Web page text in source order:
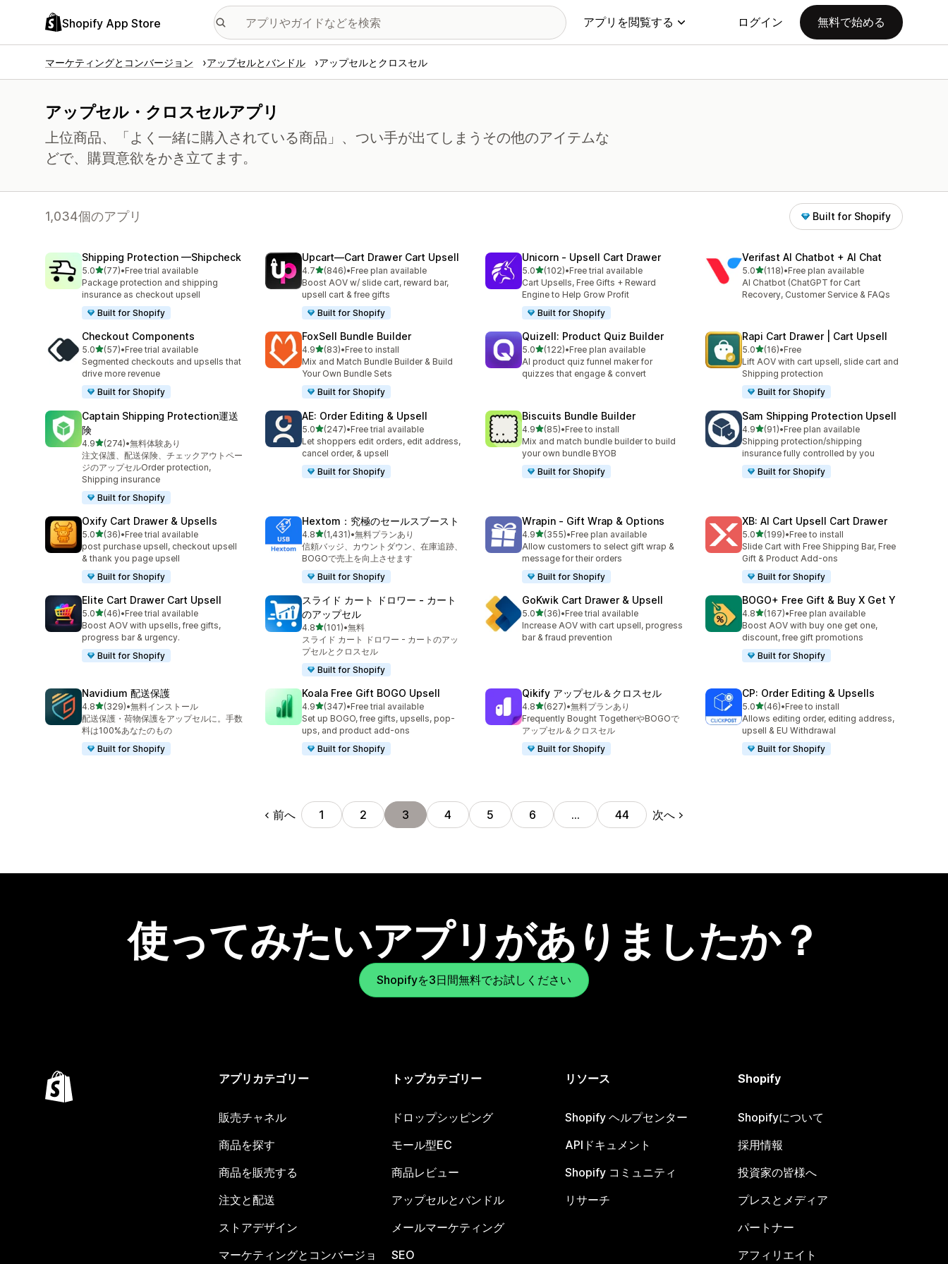
Shopify App Store アプリを閲覧する ログイン 無料で始める
マーケティングとコンバージョン アップセルとバンドル アップセルとクロスセル
アップセル・クロスセルアプリ
上位商品、「よく一緒に購入されている商品」、つい手が出てしまうその他のアイテムな
どで、購買意欲をかき立てます。
1,034個のアプリ Built for Shopify
Shipping Protection —Shipcheck
5.05つ星中
(77)
合計レビュー数：77件
•Free trial available
Package protection and shipping
insurance as checkout upsell
Built for Shopify
Upcart—Cart Drawer Cart Upsell
4.75つ星中
(846)
合計レビュー数：846件
•Free plan available
Boost AOV w/ slide cart, reward bar,
upsell cart & free gifts
Built for Shopify
Unicorn ‑ Upsell Cart Drawer
5.05つ星中
(102)
合計レビュー数：102件
•Free trial available
Cart Upsells, Free Gifts + Reward
Engine to Help Grow Profit
Built for Shopify
Verifast AI Chatbot + AI Chat
5.05つ星中
(118)
合計レビュー数：118件
•Free plan available
AI Chatbot (ChatGPT for Cart
Recovery, Customer Service & FAQs
Checkout Components
5.05つ星中
(57)
合計レビュー数：57件
•Free trial available
Segmented checkouts and upsells that
drive more revenue
Built for Shopify
FoxSell Bundle Builder
4.95つ星中
(83)
合計レビュー数：83件
•Free to install
Mix and Match Bundle Builder & Build
Your Own Bundle Sets
Built for Shopify
Quizell: Product Quiz Builder
5.05つ星中
(122)
合計レビュー数：122件
•Free plan available
AI product quiz funnel maker for
quizzes that engage & convert
Rapi Cart Drawer | Cart Upsell
5.05つ星中
(16)
合計レビュー数：16件
•Free
Lift AOV with cart upsell, slide cart and
Shipping protection
Built for Shopify
Captain Shipping Protection運送
険
4.95つ星中
(274)
合計レビュー数：274件
•無料体験あり
注文保護、配送保険、チェックアウトペー
ジのアップセルOrder protection,
Shipping insurance
Built for Shopify
AE: Order Editing & Upsell
5.05つ星中
(247)
合計レビュー数：247件
•Free trial available
Let shoppers edit orders, edit address,
cancel order, & upsell
Built for Shopify
Biscuits Bundle Builder
4.95つ星中
(85)
合計レビュー数：85件
•Free to install
Mix and match bundle builder to build
your own bundle BYOB
Built for Shopify
Sam Shipping Protection Upsell
4.95つ星中
(91)
合計レビュー数：91件
•Free plan available
Shipping protection/shipping
insurance fully controlled by you
Built for Shopify
Oxify Cart Drawer & Upsells
5.05つ星中
(36)
合計レビュー数：36件
•Free trial available
post purchase upsell, checkout upsell
& thank you page upsell
Built for Shopify
Hextom：究極のセールスブースト
4.85つ星中
(1,431)
合計レビュー数：1431件
•無料プランあり
信頼バッジ、カウントダウン、在庫追跡、
BOGOで売上を向上させます
Built for Shopify
Wrapin ‑ Gift Wrap & Options
4.95つ星中
(355)
合計レビュー数：355件
•Free plan available
Allow customers to select gift wrap &
message for their orders
Built for Shopify
XB: AI Cart Upsell Cart Drawer
5.05つ星中
(199)
合計レビュー数：199件
•Free to install
Slide Cart with Free Shipping Bar, Free
Gift & Product Add-ons
Built for Shopify
Elite Cart Drawer Cart Upsell
5.05つ星中
(46)
合計レビュー数：46件
•Free trial available
Boost AOV with upsells, free gifts,
progress bar & urgency.
Built for Shopify
スライド カート ドロワー ‑ カート
のアップセル
4.85つ星中
(101)
合計レビュー数：101件
•無料
スライド カート ドロワー - カートのアッ
プセルとクロスセル
Built for Shopify
GoKwik Cart Drawer & Upsell
5.05つ星中
(36)
合計レビュー数：36件
•Free trial available
Increase AOV with cart upsell, progress
bar & fraud prevention
BOGO+ Free Gift & Buy X Get Y
4.85つ星中
(167)
合計レビュー数：167件
•Free plan available
Boost AOV with buy one get one,
discount, free gift promotions
Built for Shopify
Navidium 配送保護
4.85つ星中
(329)
合計レビュー数：329件
•無料インストール
配送保護・荷物保護をアップセルに。手数
料は100%あなたのもの
Built for Shopify
Koala Free Gift BOGO Upsell
4.95つ星中
(347)
合計レビュー数：347件
•Free trial available
Set up BOGO, free gifts, upsells, pop-
ups, and product add-ons
Built for Shopify
Qikify アップセル＆クロスセル
4.85つ星中
(627)
合計レビュー数：627件
•無料プランあり
Frequently Bought TogetherやBOGOで
アップセル＆クロスセル
Built for Shopify
CP: Order Editing & Upsells
5.05つ星中
(46)
合計レビュー数：46件
•Free to install
Allows editing order, editing address,
upsell & EU Withdrawal
Built for Shopify
前へ 1 2 3 4 5 6 … 44 次へ
使ってみたいアプリがありましたか？
Shopifyを3日間無料でお試しください
アプリカテゴリー
販売チャネル
商品を探す
商品を販売する
注文と配送
ストアデザイン
マーケティングとコンバージョ
トップカテゴリー
ドロップシッピング
モール型EC
商品レビュー
アップセルとバンドル
メールマーケティング
SEO
リソース
Shopify ヘルプセンター
APIドキュメント
Shopify コミュニティ
リサーチ
Shopify
Shopifyについて
採用情報
投資家の皆様へ
プレスとメディア
パートナー
アフィリエイト